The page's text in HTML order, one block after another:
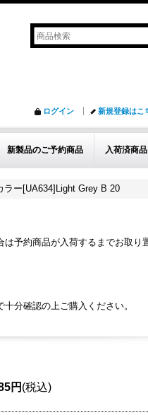
ログイン 新規登録はこ
新製品のご予約商品 入荷済商品
ラー[UA634]Light Grey B 20
予約商品が入荷するまでお取り
分確認の上ご購入ください。
円 (税込)